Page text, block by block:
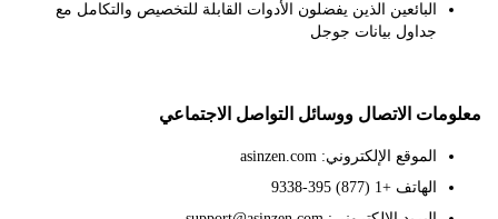
البائعين الذين يفضلون الأدوات القابلة للتخصيص والتكامل مع
جداول بيانات جوجل
الاتصال ووسائل التواصل الاجتماعي
الموقع الإلكتروني: asinzen.com
الهاتف +1 (877) 395-9338